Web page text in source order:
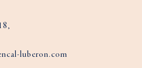
luberon.com